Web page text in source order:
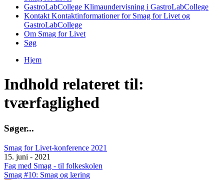
GastroLabCollege Klimaundervisning i GastroLabCollege
Kontakt Kontaktinformationer for Smag for Livet og
GastroLabCollege
Om Smag for Livet
Søg
Hjem
Indhold relateret til:
tværfaglighed
Søger...
Smag for Livet-konference 2021
15. juni - 2021
Fag med Smag - til folkeskolen
Smag #10: Smag og læring